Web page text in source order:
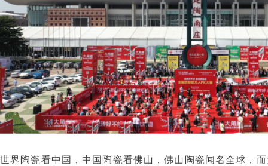
世界陶瓷看中国，中国陶瓷看佛山，佛山陶瓷闻名全球，